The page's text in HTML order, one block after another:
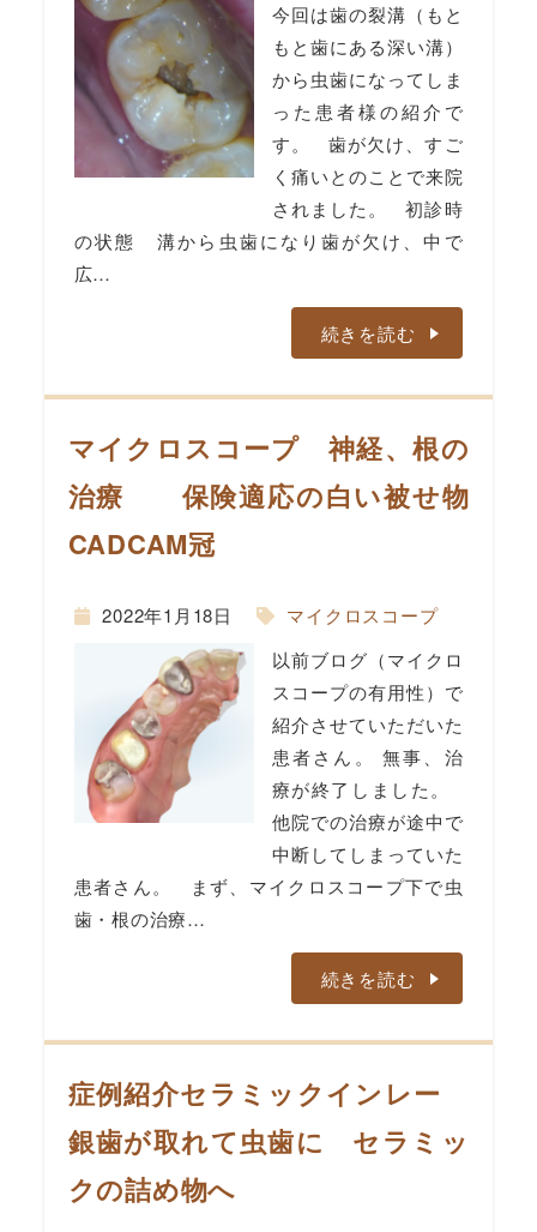
今回は歯の裂溝（もと
もと歯にある深い溝）
から虫歯になってしま
った患者様の紹介で
す。 歯が欠け、すご
く痛いとのことで来院
されました。 初診時
の状態 溝から虫歯になり歯が欠け、中で
広…
続きを読む
マイクロスコープ 神経、根の
治療 保険適応の白い被せ物
CADCAM冠
2022年1月18日
マイクロスコープ
以前ブログ（マイクロ
スコープの有用性）で
紹介させていただいた
患者さん。 無事、治
療が終了しました。
他院での治療が途中で
中断してしまっていた
患者さん。 まず、マイクロスコープ下で虫
歯・根の治療…
続きを読む
症例紹介セラミックインレー
銀歯が取れて虫歯に セラミッ
クの詰め物へ